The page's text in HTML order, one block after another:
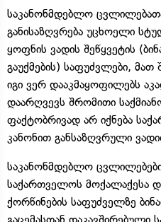
საკანონმდებლო
განისაზღვრება უცხოელი
ყოფნის ვადის შეწყვეტის
გაუქმების) საფუძვლები, მათ
იგი ვერ დააკმაყოფილებს
დაარღვევს შრომითი
ფაქტობრივად არ იქნება
კანონით განსაზღვრული
საკანონმდებლო
საქართველოს მოქალაქესა
ქორწინების საფუძველზე